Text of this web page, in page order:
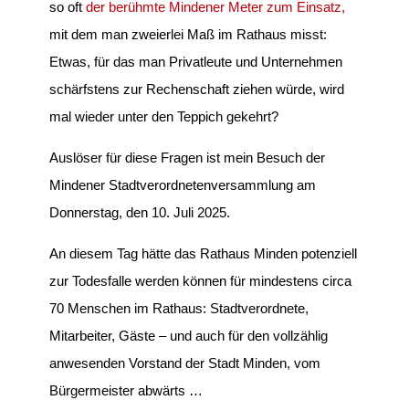
so oft der berühmte Mindener Meter zum Einsatz,
mit dem man zweierlei Maß im Rathaus misst:
Etwas, für das man Privatleute und Unternehmen
schärfstens zur Rechenschaft ziehen würde, wird
mal wieder unter den Teppich gekehrt?
Auslöser für diese Fragen ist mein Besuch der
Mindener Stadtverordnetenversammlung am
Donnerstag, den 10. Juli 2025.
An diesem Tag hätte das Rathaus Minden potenziell
zur Todesfalle werden können für mindestens circa
70 Menschen im Rathaus: Stadtverordnete,
Mitarbeiter, Gäste – und auch für den vollzählig
anwesenden Vorstand der Stadt Minden, vom
Bürgermeister abwärts …